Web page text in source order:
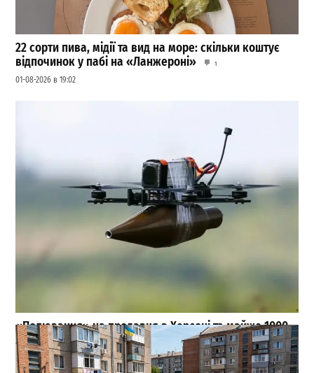
22 сорти пива, мідії та вид на море: скільки коштує
відпочинок у пабі на «Ланжероні»
1
01-08-2026 в 19:02
«Полювання» на продавця в Херсоні та майже 1000
загиблих: масштаби атак російських FPV-дронів
(відео)
0